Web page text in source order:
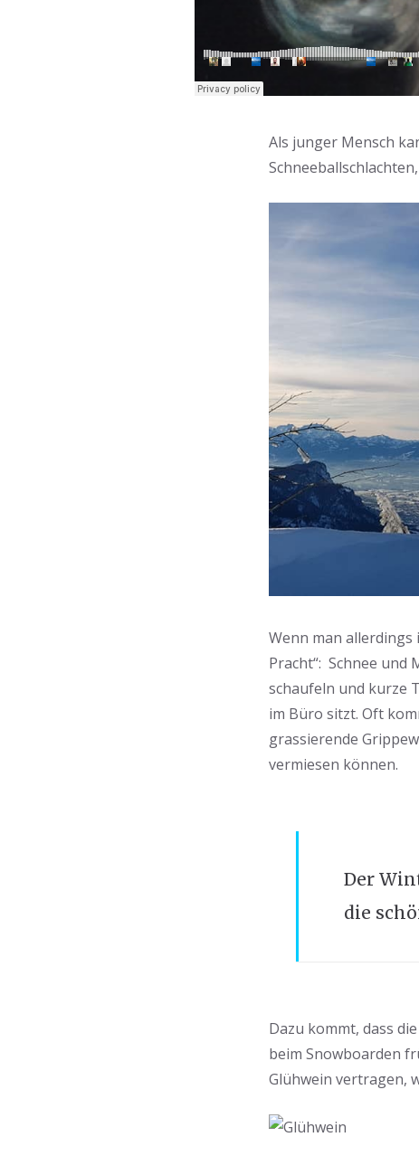
Als junger Mensch
Wenn man
Pracht“: Schnee und
schaufeln und kurze
im Büro sitzt. Oft
grassierende
vermiesen können.
Der
die
Dazu kommt, dass
beim Snowboarden
Glühwein vertragen,